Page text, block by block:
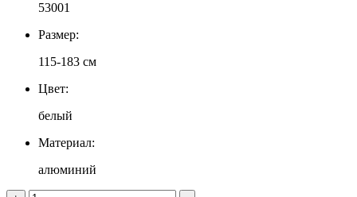
53001
Размер:
115-183 см
Цвет:
белый
Материал:
алюминий